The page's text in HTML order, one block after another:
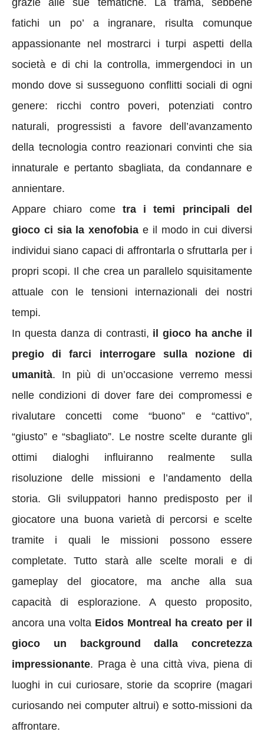
grazie alle sue tematiche. La trama, sebbene
fatichi un po’ a ingranare, risulta comunque
appassionante nel mostrarci i turpi aspetti della
società e di chi la controlla, immergendoci in un
mondo dove si susseguono conflitti sociali di ogni
genere: ricchi contro poveri, potenziati contro
naturali, progressisti a favore dell’avanzamento
della tecnologia contro reazionari convinti che sia
innaturale e pertanto sbagliata, da condannare e
annientare.
Appare chiaro come tra i temi principali del
gioco ci sia la xenofobia e il modo in cui diversi
individui siano capaci di affrontarla o sfruttarla per i
propri scopi. Il che crea un parallelo squisitamente
attuale con le tensioni internazionali dei nostri
tempi.
In questa danza di contrasti, il gioco ha anche il
pregio di farci interrogare sulla nozione di
umanità. In più di un’occasione verremo messi
nelle condizioni di dover fare dei compromessi e
rivalutare concetti come “buono” e “cattivo”,
“giusto” e “sbagliato”. Le nostre scelte durante gli
ottimi dialoghi influiranno realmente sulla
risoluzione delle missioni e l’andamento della
storia. Gli sviluppatori hanno predisposto per il
giocatore una buona varietà di percorsi e scelte
tramite i quali le missioni possono essere
completate. Tutto starà alle scelte morali e di
gameplay del giocatore, ma anche alla sua
capacità di esplorazione. A questo proposito,
ancora una volta Eidos Montreal ha creato per il
gioco un background dalla concretezza
impressionante. Praga è una città viva, piena di
luoghi in cui curiosare, storie da scoprire (magari
curiosando nei computer altrui) e sotto-missioni da
affrontare.